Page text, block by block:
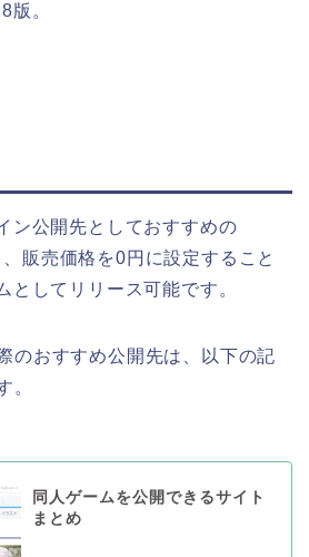
版。
ン公開先としておすすめの
販売価格を0円に設定すること
としてリリース可能です。
のおすすめ公開先は、以下の記
。
同人ゲームを公開できるサイト
まとめ